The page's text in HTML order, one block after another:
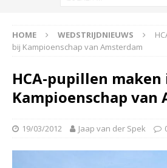
HOME WEDSTRIJDNIEUWS
bij Kampioenschap van Amsterdam
HCA-pupillen
Kampioenschap van
19/03/2012 Jaap van der Spek